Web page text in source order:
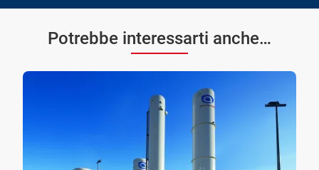
Potrebbe interessarti anche…